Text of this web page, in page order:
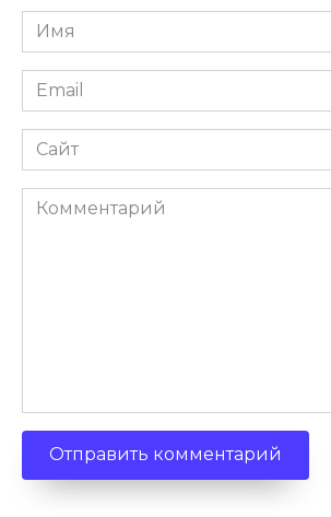
Имя
*
Email
*
Сайт
Комментарий